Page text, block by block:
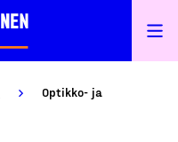
Optikko- ja